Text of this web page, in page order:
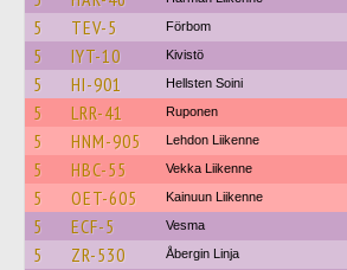
5 TEV-5 Förbom
5 IYT-10 Kivistö
5 HI-901 Hellsten Soini
5 LRR-41 Ruponen
5 HNM-905 Lehdon Liikenne
5 HBC-55 Vekka Liikenne
5 OET-605 Kainuun Liikenne
5 ECF-5 Vesma
5 ZR-530 Åbergin Linja